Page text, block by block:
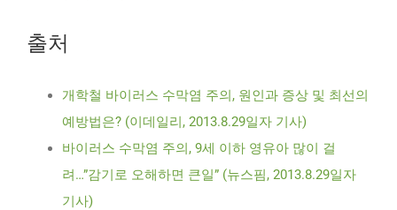
출처
개학철 바이러스 수막염 주의, 원인과 증상 및 최선의
예방법은? (이데일리, 2013.8.29일자 기사)
바이러스 수막염 주의, 9세 이하 영유아 많이 걸
려…”감기로 오해하면 큰일” (뉴스핌, 2013.8.29일자
기사)